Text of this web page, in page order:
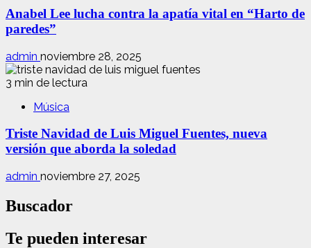
Anabel Lee lucha contra la apatía vital en “Harto de
paredes”
admin noviembre 28, 2025
3 min de lectura
Música
Triste Navidad de Luis Miguel Fuentes, nueva
versión que aborda la soledad
admin noviembre 27, 2025
Buscador
Te pueden interesar